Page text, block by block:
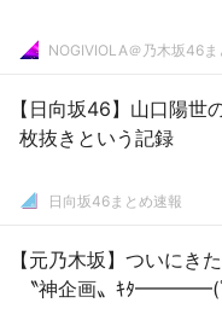
NOGIVIOLA＠乃木坂46ま
【日向坂46】山口陽世
枚抜きという記録
日向坂46まとめ速報
【元乃木坂】ついにき
〝神企画〟ｷﾀ